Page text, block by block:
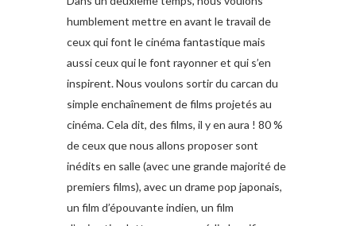
humblement mettre en avant le travail de
ceux qui font le cinéma fantastique mais
aussi ceux qui le font rayonner et qui s’en
inspirent. Nous voulons sortir du carcan du
simple enchaînement de films projetés au
cinéma. Cela dit, des films, il y en aura ! 80 %
de ceux que nous allons proposer sont
inédits en salle (avec une grande majorité de
premiers films), avec un drame pop japonais,
un film d’épouvante indien, un film